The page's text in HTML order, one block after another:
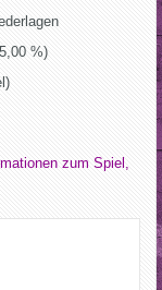
%)
zum Spiel,